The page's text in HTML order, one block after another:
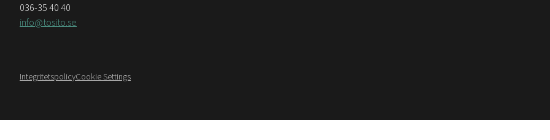
036-35 40 40
info@tosito.se
IntegritetspolicyCookie Settings